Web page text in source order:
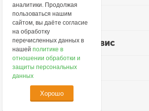
Информация
Покупательский сервис
Контакты
аналитики. Продолжая
пользоваться нашим
сайтом, вы даёте согласие
на обработку
перечисленных данных в
нашейполитике в
отношении обработки и
защиты персональных
данных
Хорошо